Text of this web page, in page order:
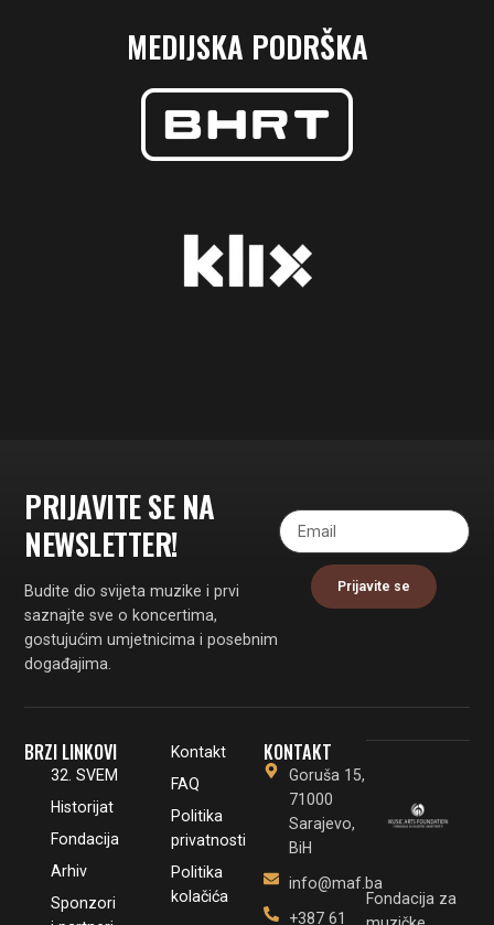
MEDIJSKA PODRŠKA
PRIJAVITE SE NA
NEWSLETTER!
Budite dio svijeta muzike i prvi
saznajte sve o koncertima,
gostujućim umjetnicima i posebnim
događajima.
Prijavite se
Fondacija za
BRZI LINKOVI
32. SVEM
Historijat
Fondacija
Arhiv
Sponzori
Kontakt
FAQ
Politika
privatnosti
Politika
kolačića
KONTAKT
Goruša 15,
71000
Sarajevo,
BiH
info@maf.ba
+387 61